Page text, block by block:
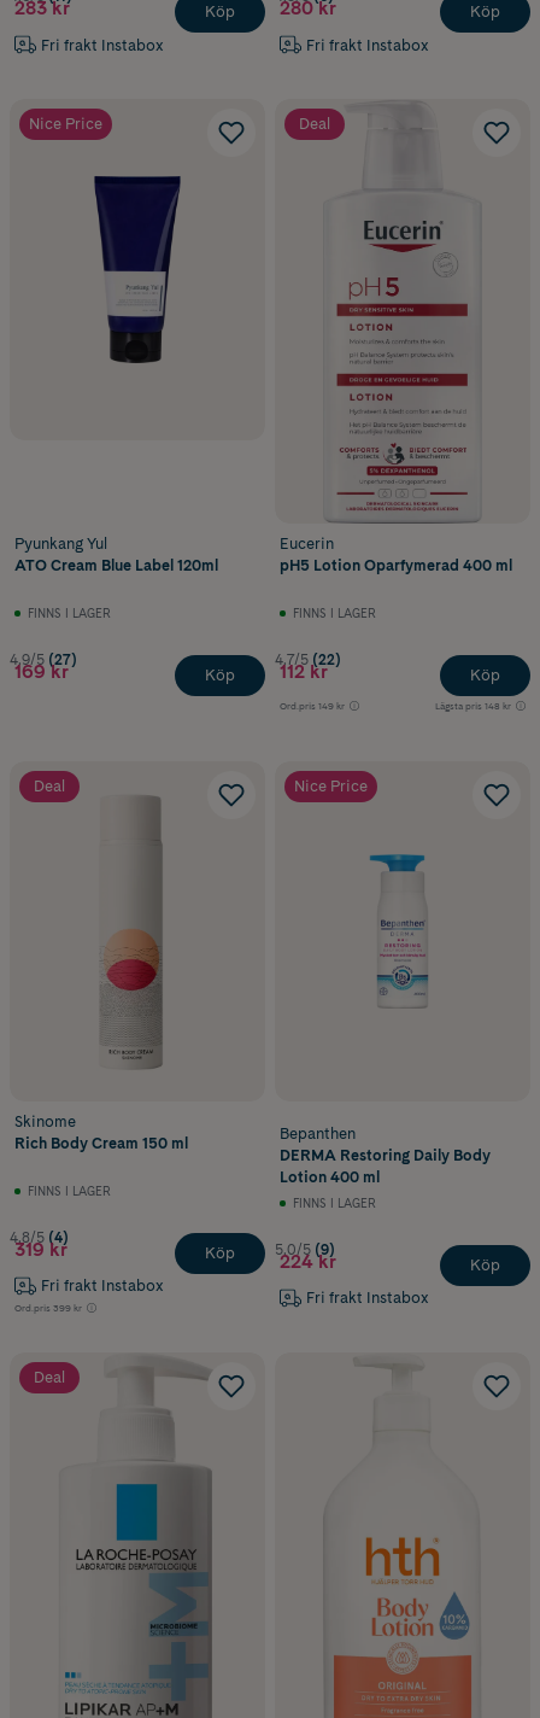
283 kr
Fri frakt Instabox
Köp 280 kr
Fri frakt Instabox
Köp
Nice Price
Pyunkang Yul
ATO Cream Blue Label 120ml
FINNS I LAGER
4.9/5 (27)
169 kr Köp
Deal
Eucerin
pH5 Lotion Oparfymerad 400 ml
FINNS I LAGER
4.7/5 (22)
112 kr
Ord.pris 149 kr Lägsta pris 148 kr
Köp
Deal
Skinome
Rich Body Cream 150 ml
FINNS I LAGER
4.8/5 (4)
319 kr
Fri frakt Instabox
Ord.pris 399 kr
Köp
Nice Price
Bepanthen
DERMA Restoring Daily Body
Lotion 400 ml
FINNS I LAGER
5.0/5 (9)
224 kr
Fri frakt Instabox
Köp
Deal